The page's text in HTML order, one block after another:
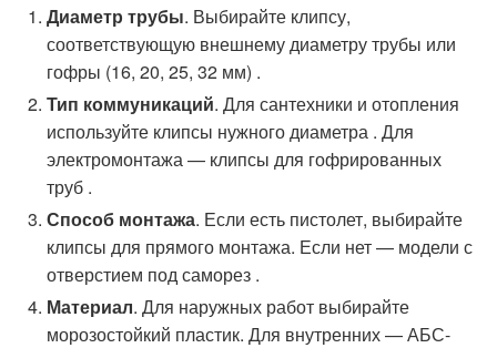
Диаметр трубы. Выбирайте клипсу,
соответствующую внешнему диаметру трубы или
гофры (16, 20, 25, 32 мм) .
Тип коммуникаций. Для сантехники и отопления
используйте клипсы нужного диаметра . Для
электромонтажа — клипсы для гофрированных
труб .
Способ монтажа. Если есть пистолет, выбирайте
клипсы для прямого монтажа. Если нет — модели с
отверстием под саморез .
Материал. Для наружных работ выбирайте
морозостойкий пластик. Для внутренних — АБС-